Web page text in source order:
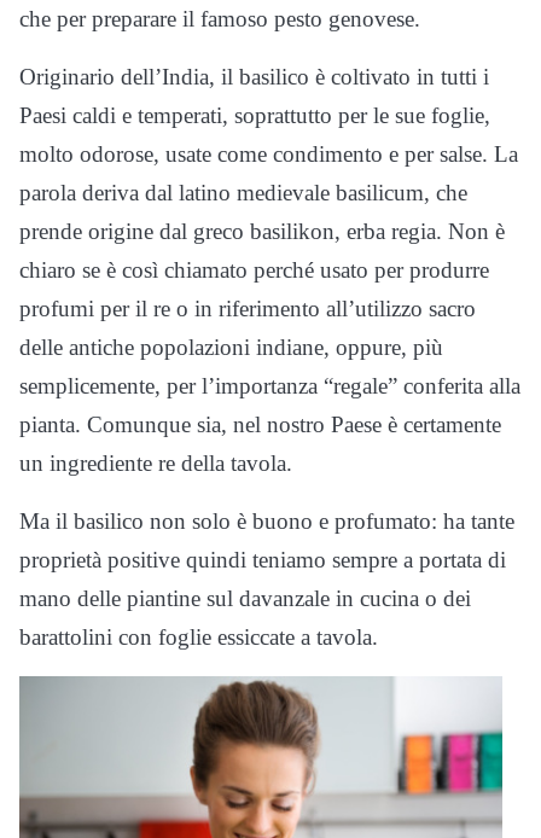
che per preparare il famoso pesto genovese.
Originario dell’India, il basilico è coltivato in tutti i
Paesi caldi e temperati, soprattutto per le sue foglie,
molto odorose, usate come condimento e per salse. La
parola deriva dal latino medievale basilicum, che
prende origine dal greco basilikon, erba regia. Non è
chiaro se è così chiamato perché usato per produrre
profumi per il re o in riferimento all’utilizzo sacro
delle antiche popolazioni indiane, oppure, più
semplicemente, per l’importanza “regale” conferita alla
pianta. Comunque sia, nel nostro Paese è certamente
un ingrediente re della tavola.
Ma il basilico non solo è buono e profumato: ha tante
proprietà positive quindi teniamo sempre a portata di
mano delle piantine sul davanzale in cucina o dei
barattolini con foglie essiccate a tavola.